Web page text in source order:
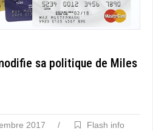
sa politique de Miles
2017 /
Flash info